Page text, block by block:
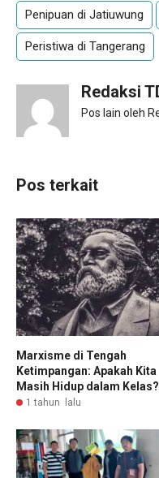
Penipuan di Jatiuwung
Peristiwa di Tangerang
Redaksi
Pos lain oleh
Pos terkait
Marxisme di Tengah
Ketimpangan: Apakah Kita
Masih Hidup dalam Kelas?
1 tahun lalu